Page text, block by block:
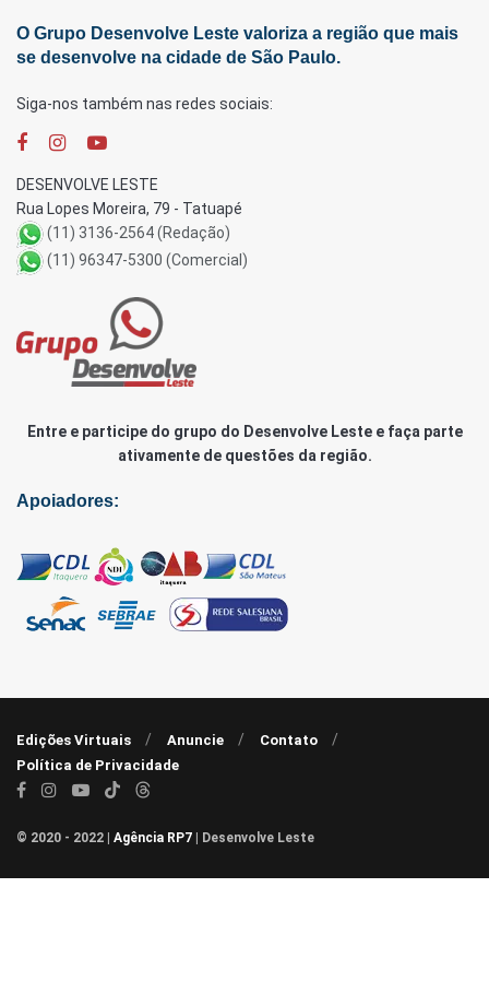
O Grupo Desenvolve Leste valoriza a região que mais
se desenvolve na cidade de São Paulo.
Siga-nos também nas redes sociais:
DESENVOLVE LESTE
Rua Lopes Moreira, 79 - Tatuapé
(11) 3136-2564 (Redação)
(11) 96347-5300 (Comercial)
Entre e participe do grupo do Desenvolve Leste e faça parte
ativamente de questões da região.
Apoiadores:
Edições Virtuais Anuncie
Contato
Política de Privacidade
© 2020 - 2022 | Agência RP7 | Desenvolve Leste